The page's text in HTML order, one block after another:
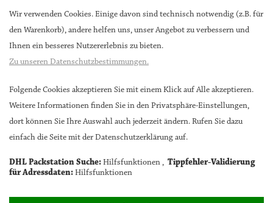
Kaffee-Abo 3 Monate, Filterkaffee
Bitte wählen
Wir verwenden Cookies. Einige davon sind technisch notwendig (z.B. für
den Warenkorb), andere helfen uns, unser Angebot zu verbessern und
Ihnen ein besseres Nutzererlebnis zu bieten.
Zu unseren Datenschutzbestimmungen.
Folgende Cookies akzeptieren Sie mit einem Klick auf Alle akzeptieren.
Weitere Informationen finden Sie in den Privatsphäre-Einstellungen,
dort können Sie Ihre Auswahl auch jederzeit ändern. Rufen Sie dazu
einfach die Seite mit der Datenschutzerklärung auf.
DHL Packstation Suche: Hilfsfunktionen , Tippfehler-Validierung
für Adressdaten: Hilfsfunktionen